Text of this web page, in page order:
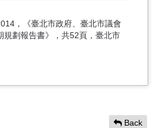
，《臺北市政府、臺北市議會
規劃報告書》，共52頁，臺北市
Back